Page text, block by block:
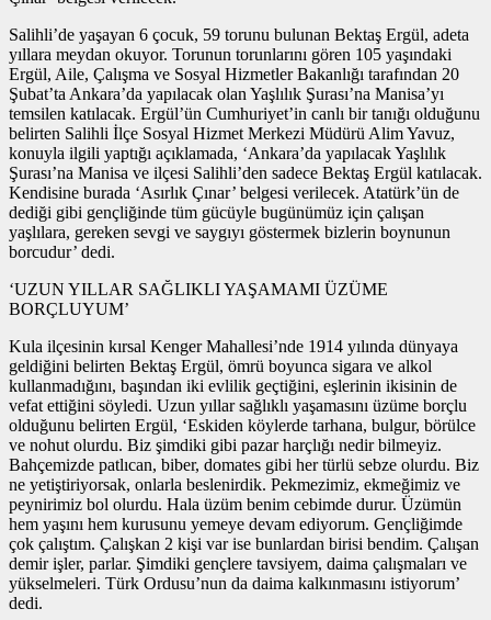
Salihli’de yaşayan 6 çocuk, 59 torunu bulunan Bektaş Ergül, adeta
yıllara meydan okuyor. Torunun torunlarını gören 105 yaşındaki
Ergül, Aile, Çalışma ve Sosyal Hizmetler Bakanlığı tarafından 20
Şubat’ta Ankara’da yapılacak olan Yaşlılık Şurası’na Manisa’yı
temsilen katılacak. Ergül’ün Cumhuriyet’in canlı bir tanığı olduğunu
belirten Salihli İlçe Sosyal Hizmet Merkezi Müdürü Alim Yavuz,
konuyla ilgili yaptığı açıklamada, ‘Ankara’da yapılacak Yaşlılık
Şurası’na Manisa ve ilçesi Salihli’den sadece Bektaş Ergül katılacak.
Kendisine burada ‘Asırlık Çınar’ belgesi verilecek. Atatürk’ün de
dediği gibi gençliğinde tüm gücüyle bugünümüz için çalışan
yaşlılara, gereken sevgi ve saygıyı göstermek bizlerin boynunun
borcudur’ dedi.
‘UZUN YILLAR SAĞLIKLI YAŞAMAMI ÜZÜME
BORÇLUYUM’
Kula ilçesinin kırsal Kenger Mahallesi’nde 1914 yılında dünyaya
geldiğini belirten Bektaş Ergül, ömrü boyunca sigara ve alkol
kullanmadığını, başından iki evlilik geçtiğini, eşlerinin ikisinin de
vefat ettiğini söyledi. Uzun yıllar sağlıklı yaşamasını üzüme borçlu
olduğunu belirten Ergül, ‘Eskiden köylerde tarhana, bulgur, börülce
ve nohut olurdu. Biz şimdiki gibi pazar harçlığı nedir bilmeyiz.
Bahçemizde patlıcan, biber, domates gibi her türlü sebze olurdu. Biz
ne yetiştiriyorsak, onlarla beslenirdik. Pekmezimiz, ekmeğimiz ve
peynirimiz bol olurdu. Hala üzüm benim cebimde durur. Üzümün
hem yaşını hem kurusunu yemeye devam ediyorum. Gençliğimde
çok çalıştım. Çalışkan 2 kişi var ise bunlardan birisi bendim. Çalışan
demir işler, parlar. Şimdiki gençlere tavsiyem, daima çalışmaları ve
yükselmeleri. Türk Ordusu’nun da daima kalkınmasını istiyorum’
dedi.